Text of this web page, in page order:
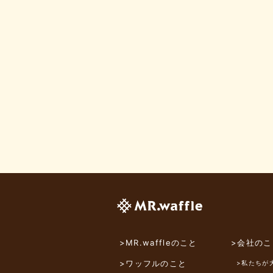
>MR.waffleのこと
>ワッフルのこと
>会社の
>私たちが